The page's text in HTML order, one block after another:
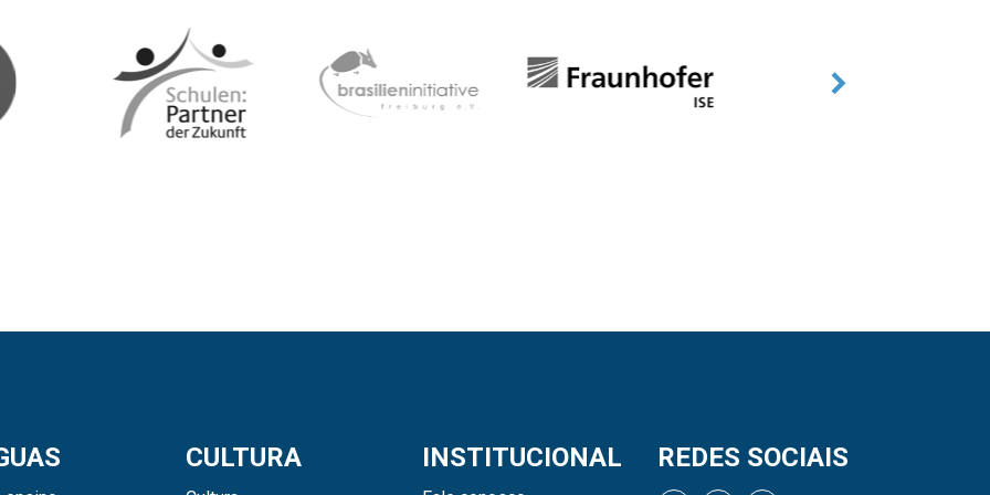
CULTURA INSTITUCIONAL REDES SOCIAIS